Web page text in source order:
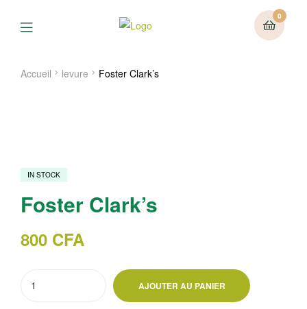
0
Menu
Accueil levure Foster Clark’s
IN STOCK
Foster Clark’s
800 CFA
AJOUTER AU PANIER